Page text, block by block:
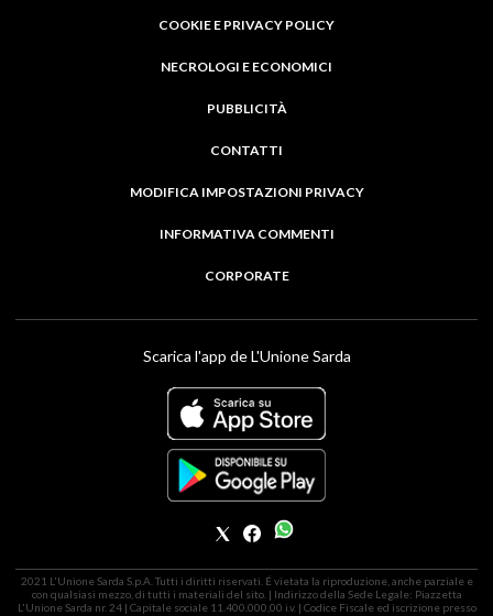
COOKIE E PRIVACY POLICY
NECROLOGI E ECONOMICI
PUBBLICITÀ
CONTATTI
MODIFICA IMPOSTAZIONI PRIVACY
INFORMATIVA COMMENTI
CORPORATE
Scarica l'app de L'Unione Sarda
2021 L'Unione Sarda S.p.A. Tutti i diritti riservati. É vietata la riproduzione, anche parziale e
con qualsiasi mezzo, di tutti i materiali del sito. | Indirizzo della Sede Legale: Piazzetta
L'Unione Sarda nr. 24 | Capitale sociale 11.400.000,00 i.v. | Codice Fiscale ed iscrizione presso